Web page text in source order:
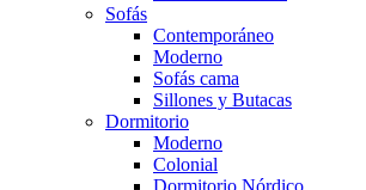
Sofás
Contemporáneo
Moderno
Sofás cama
Sillones y Butacas
Dormitorio
Moderno
Colonial
Dormitorio Nórdico